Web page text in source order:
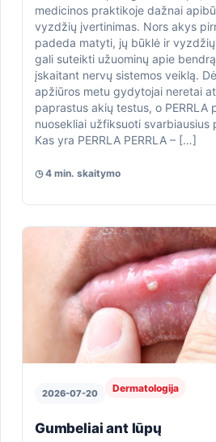
medicinos praktikoje dažnai
vyzdžių įvertinimas. Nors akys
padeda matyti, jų būklė ir
gali suteikti užuominų apie
įskaitant nervų sistemos veiklą.
apžiūros metu gydytojai neretai
paprastus akių testus, o PERRLA
nuosekliai užfiksuoti svarbiausius
Kas yra PERRLA PERRLA – […]
◷ 4 min. skaitymo
2026-07-20 Dermatologija
Gumbeliai ant lūpų